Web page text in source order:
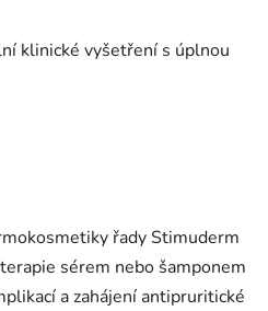
klinické vyšetření s úplnou
řady Stimuderm
sérem nebo šamponem
a zahájení antipruritické